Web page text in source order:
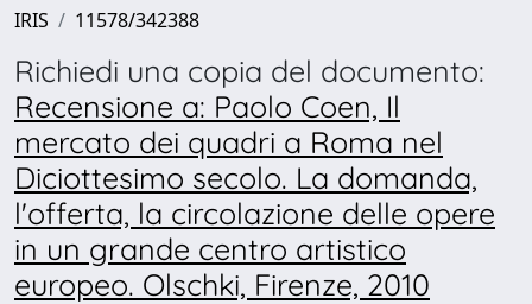
IRIS 11578/342388
Richiedi una copia del documento:
Recensione a: Paolo Coen, Il
mercato dei quadri a Roma nel
Diciottesimo secolo. La domanda,
l'offerta, la circolazione delle opere
in un grande centro artistico
europeo. Olschki, Firenze, 2010